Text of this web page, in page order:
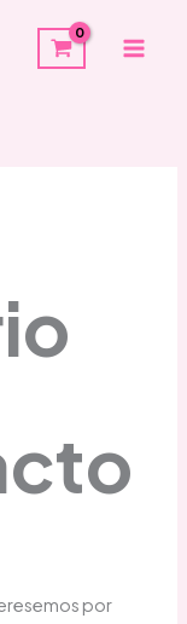
por